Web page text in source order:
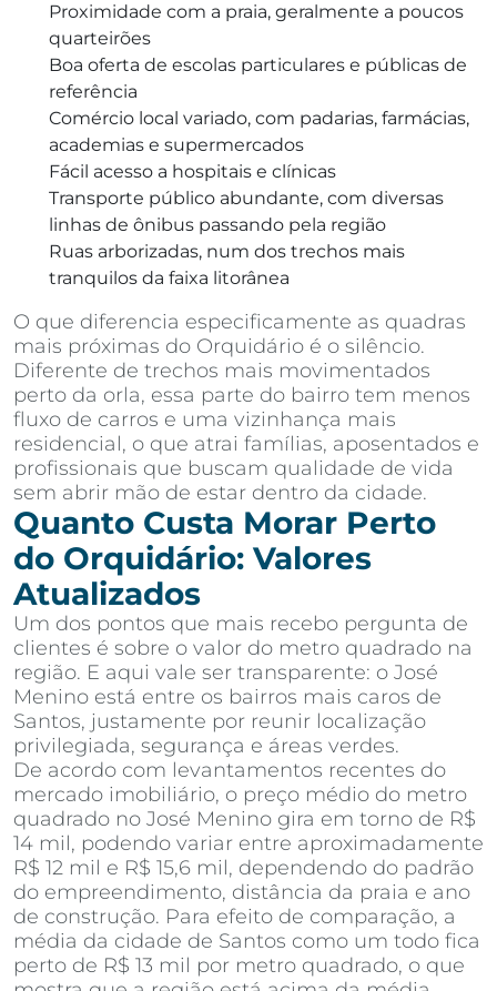
Proximidade com a praia, geralmente a poucos
quarteirões
Boa oferta de escolas particulares e públicas de
referência
Comércio local variado, com padarias, farmácias,
academias e supermercados
Fácil acesso a hospitais e clínicas
Transporte público abundante, com diversas
linhas de ônibus passando pela região
Ruas arborizadas, num dos trechos mais
tranquilos da faixa litorânea
O que diferencia especificamente as quadras
mais próximas do Orquidário é o silêncio.
Diferente de trechos mais movimentados
perto da orla, essa parte do bairro tem menos
fluxo de carros e uma vizinhança mais
residencial, o que atrai famílias, aposentados e
profissionais que buscam qualidade de vida
sem abrir mão de estar dentro da cidade.
Quanto Custa Morar Perto
do Orquidário: Valores
Atualizados
Um dos pontos que mais recebo pergunta de
clientes é sobre o valor do metro quadrado na
região. E aqui vale ser transparente: o José
Menino está entre os bairros mais caros de
Santos, justamente por reunir localização
privilegiada, segurança e áreas verdes.
De acordo com levantamentos recentes do
mercado imobiliário, o preço médio do metro
quadrado no José Menino gira em torno de R$
14 mil, podendo variar entre aproximadamente
R$ 12 mil e R$ 15,6 mil, dependendo do padrão
do empreendimento, distância da praia e ano
de construção. Para efeito de comparação, a
média da cidade de Santos como um todo fica
perto de R$ 13 mil por metro quadrado, o que